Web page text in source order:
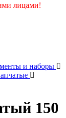
лицами!
и наборы
150